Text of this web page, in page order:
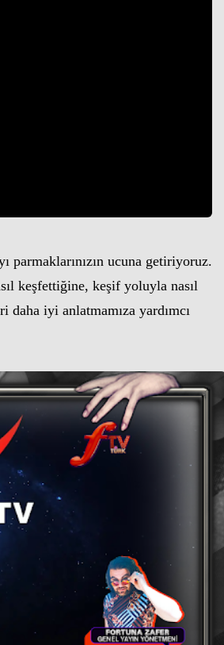
ucuna getiriyoruz.
keşfettiğine, keşif yoluyla nasıl
daha iyi anlatmamıza yardımcı